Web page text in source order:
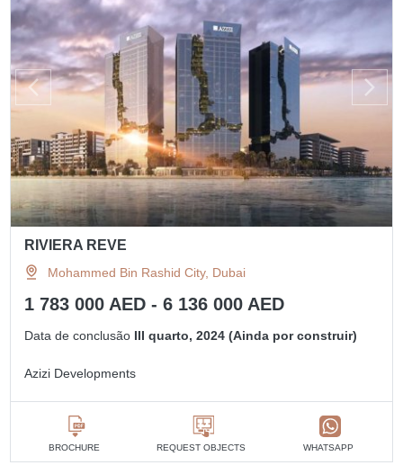
RIVIERA REVE
Mohammed Bin Rashid City, Dubai
1 783 000 AED - 6 136 000 AED
Data de conclusão III quarto, 2024 (Ainda por construir)
Azizi Developments
BROCHURE REQUEST OBJECTS WHATSAPP